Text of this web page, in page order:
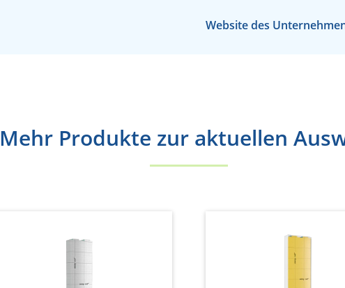
Website des
Mehr Produkte zur aktuellen